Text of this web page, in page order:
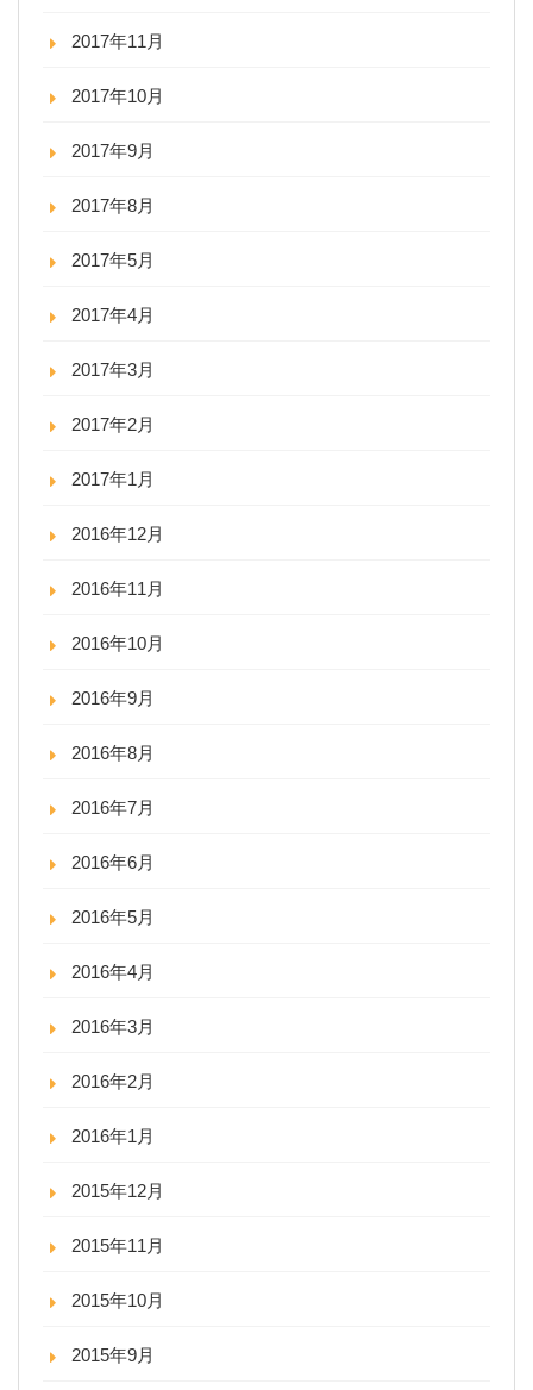
2017年11月
2017年10月
2017年9月
2017年8月
2017年5月
2017年4月
2017年3月
2017年2月
2017年1月
2016年12月
2016年11月
2016年10月
2016年9月
2016年8月
2016年7月
2016年6月
2016年5月
2016年4月
2016年3月
2016年2月
2016年1月
2015年12月
2015年11月
2015年10月
2015年9月